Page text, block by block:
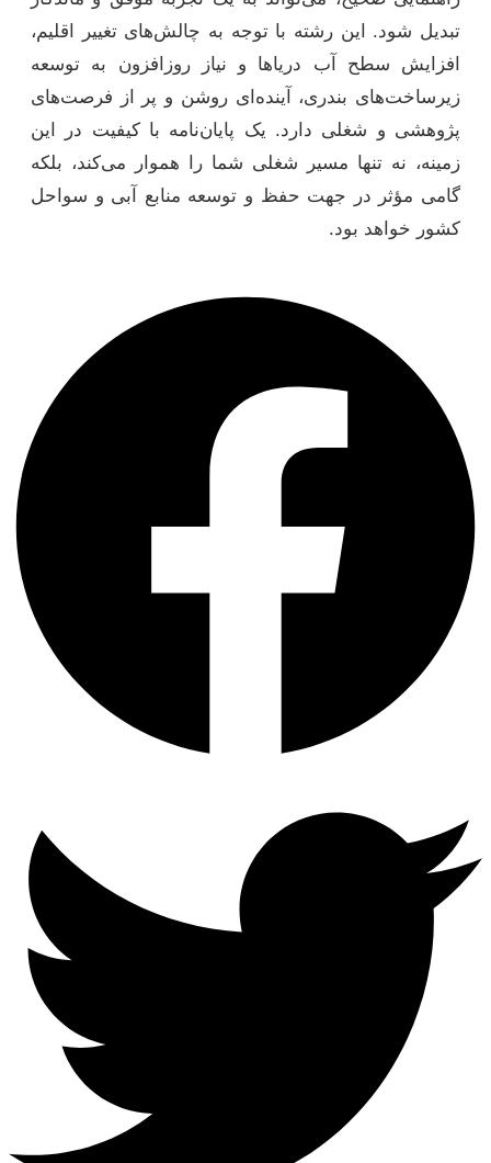
تبدیل شود. این رشته با توجه به چالش‌های تغییر اقلیم،
افزایش سطح آب دریاها و نیاز روزافزون به توسعه
زیرساخت‌های بندری، آینده‌ای روشن و پر از فرصت‌های
پژوهشی و شغلی دارد. یک پایان‌نامه با کیفیت در این
زمینه، نه تنها مسیر شغلی شما را هموار می‌کند، بلکه
گامی مؤثر در جهت حفظ و توسعه منابع آبی و سواحل
کشور خواهد بود.